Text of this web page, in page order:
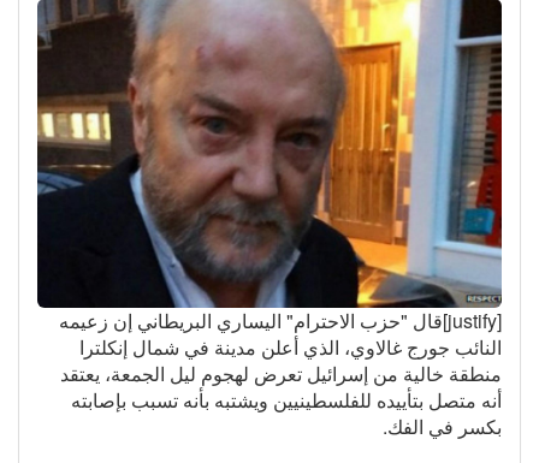
[justify]قال "حزب الاحترام" اليساري البريطاني إن زعيمه
النائب جورج غالاوي، الذي أعلن مدينة في شمال إنكلترا
منطقة خالية من إسرائيل تعرض لهجوم ليل الجمعة، يعتقد
أنه متصل بتأييده للفلسطينيين ويشتبه بأنه تسبب بإصابته
بكسر في الفك.